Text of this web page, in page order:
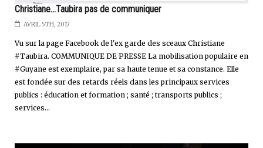
Christiane...Taubira pas de communiquer
AVRIL 5TH, 2017
Vu sur la page Facebook de l'ex garde des sceaux Christiane
#Taubira. COMMUNIQUE DE PRESSE La mobilisation populaire en
#Guyane est exemplaire, par sa haute tenue et sa constance. Elle
est fondée sur des retards réels dans les principaux services
publics : éducation et formation ; santé ; transports publics ;
services...